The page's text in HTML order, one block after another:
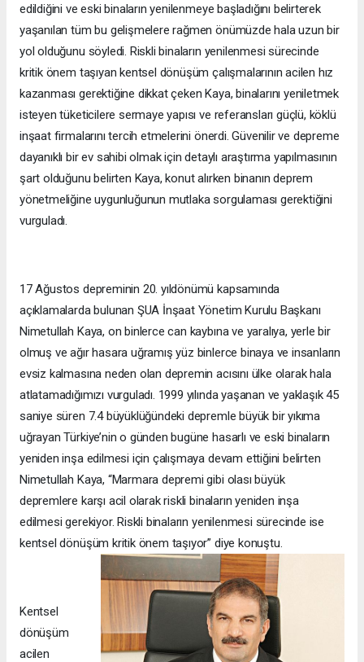
edildiğini ve eski binaların yenilenmeye başladığını belirterek
yaşanılan tüm bu gelişmelere rağmen önümüzde hala uzun bir
yol olduğunu söyledi. Riskli binaların yenilenmesi sürecinde
kritik önem taşıyan kentsel dönüşüm çalışmalarının acilen hız
kazanması gerektiğine dikkat çeken Kaya, binalarını yeniletmek
isteyen tüketicilere sermaye yapısı ve referansları güçlü, köklü
inşaat firmalarını tercih etmelerini önerdi. Güvenilir ve depreme
dayanıklı bir ev sahibi olmak için detaylı araştırma yapılmasının
şart olduğunu belirten Kaya, konut alırken binanın deprem
yönetmeliğine uygunluğunun mutlaka sorgulaması gerektiğini
vurguladı.
17 Ağustos depreminin 20. yıldönümü kapsamında
açıklamalarda bulunan ŞUA İnşaat Yönetim Kurulu Başkanı
Nimetullah Kaya, on binlerce can kaybına ve yaralıya, yerle bir
olmuş ve ağır hasara uğramış yüz binlerce binaya ve insanların
evsiz kalmasına neden olan depremin acısını ülke olarak hala
atlatamadığımızı vurguladı. 1999 yılında yaşanan ve yaklaşık 45
saniye süren 7.4 büyüklüğündeki depremle büyük bir yıkıma
uğrayan Türkiye’nin o günden bugüne hasarlı ve eski binaların
yeniden inşa edilmesi için çalışmaya devam ettiğini belirten
Nimetullah Kaya, “Marmara depremi gibi olası büyük
depremlere karşı acil olarak riskli binaların yeniden inşa
edilmesi gerekiyor. Riskli binaların yenilenmesi sürecinde ise
kentsel dönüşüm kritik önem taşıyor” diye konuştu.
Kentsel
dönüşüm
acilen